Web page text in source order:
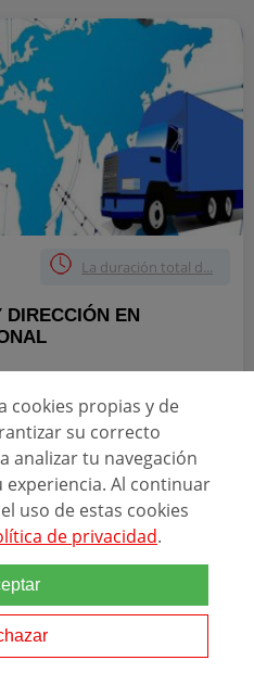
La duración total d...
DIRECCIÓN EN
de este Master
las instituciones líderes del Plan
de Murcia Cámaras de
...
cookies propias y de
su correcto
analizar tu navegación
Al continuar
uso de estas cookies
de privacidad.